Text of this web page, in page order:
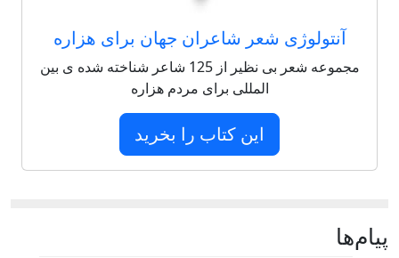
آنتولوژی شعر شاعران جهان برای هزاره
مجموعه شعر بی نظیر از 125 شاعر شناخته شده ی بین
المللی برای مردم هزاره
این کتاب را بخرید
پيام‌ها